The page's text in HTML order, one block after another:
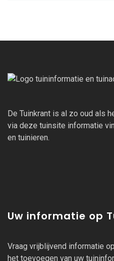
De Tuinkrant is al zo oud als
via deze tuinsite informatie
en tuinieren.
Uw informatie op
Vraag vrijblijvend informatie
het toevoegen van uw